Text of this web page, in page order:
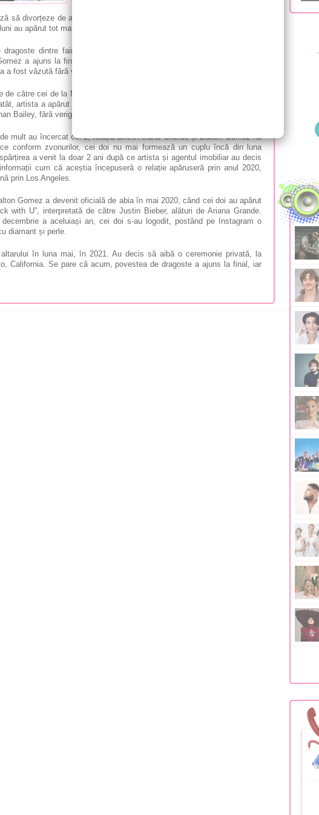
să divorțeze de agentul imobiliar Dalton Gomez. Cei doi erau căsătoriți
au apărut tot mai multe zvonuri despre problemele din relația celor doi.
dintre faimoasa cântăreață pop Ariana Grande (30 de ani) și
a ajuns la final! După doar 2 ani de căsnicie, cei doi s-ar îndrepta
a fost văzută fără verighetă!
de către cei de la MSN
artista a apărut recent la finala turneului de tenis de la Wimbledon, în
Bailey, fără verighetă pe deget!
mult au încercat cei 2, relația dintre Ariana Grande și Dalton Gomez nu
conform zvonurilor, cei doi nu mai formează un cuplu încă din luna
a venit la doar 2 ani după ce artista și agentul imobiliar au decis
cum că aceștia începuseră o relație apăruseră prin anul 2020,
prin Los Angeles.
Gomez a devenit oficială de abia în mai 2020, când cei doi au apărut
with U”, interpretată de către Justin Bieber, alături de Ariana Grande.
a aceluiași an, cei doi s-au logodit, postând pe Instagram o
diamant și perle.
în luna mai, în 2021. Au decis să aibă o ceremonie privată, la
California. Se pare că acum, povestea de dragoste a ajuns la final, iar